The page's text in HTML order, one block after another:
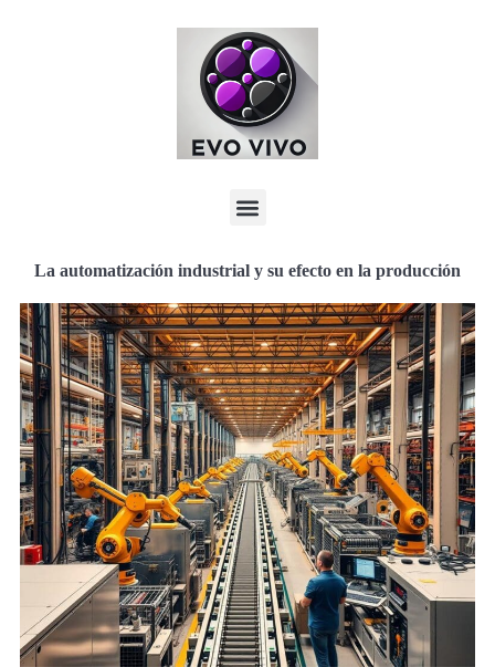
La automatización industrial y su efecto en la producción